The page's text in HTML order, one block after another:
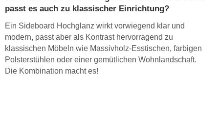
passt es auch zu klassischer Einrichtung?
Ein Sideboard Hochglanz wirkt vorwiegend klar und
modern, passt aber als Kontrast hervorragend zu
klassischen Möbeln wie Massivholz-Esstischen, farbigen
Polsterstühlen oder einer gemütlichen Wohnlandschaft.
Die Kombination macht es!